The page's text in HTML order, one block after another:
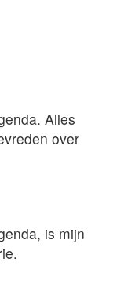
Alles
over
is mijn